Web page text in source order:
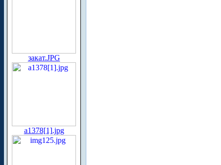
закат.JPG
a1378[1].jpg